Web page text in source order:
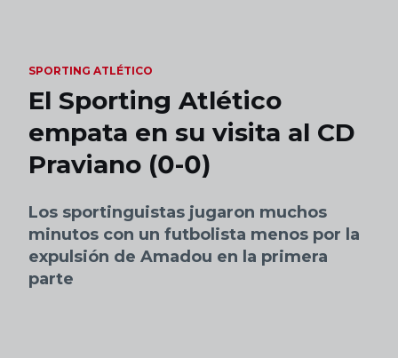
SPORTING ATLÉTICO
El Sporting Atlético
empata en su visita al CD
Praviano (0-0)
Los sportinguistas jugaron muchos
minutos con un futbolista menos por la
expulsión de Amadou en la primera
parte